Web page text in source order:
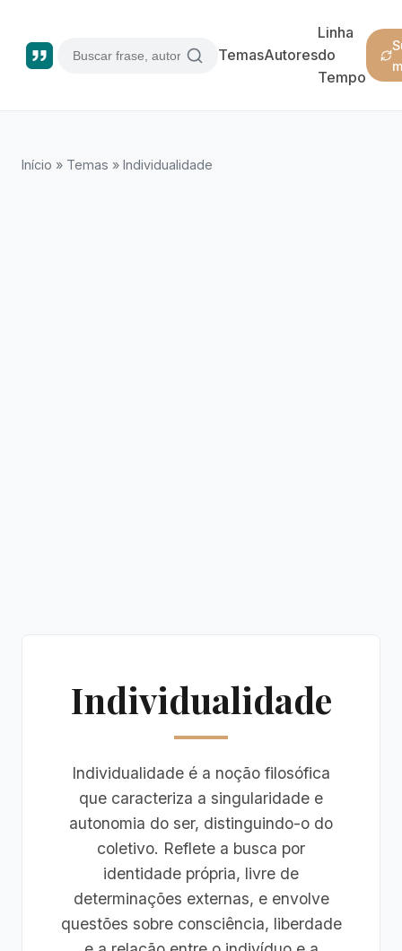
TemasAutores
Linha
do
Tempo
Início » Temas » Individualidade
Individualidade
Individualidade é a noção filosófica
que caracteriza a singularidade e
autonomia do ser, distinguindo-o do
coletivo. Reflete a busca por
identidade própria, livre de
determinações externas, e envolve
questões sobre consciência, liberdade